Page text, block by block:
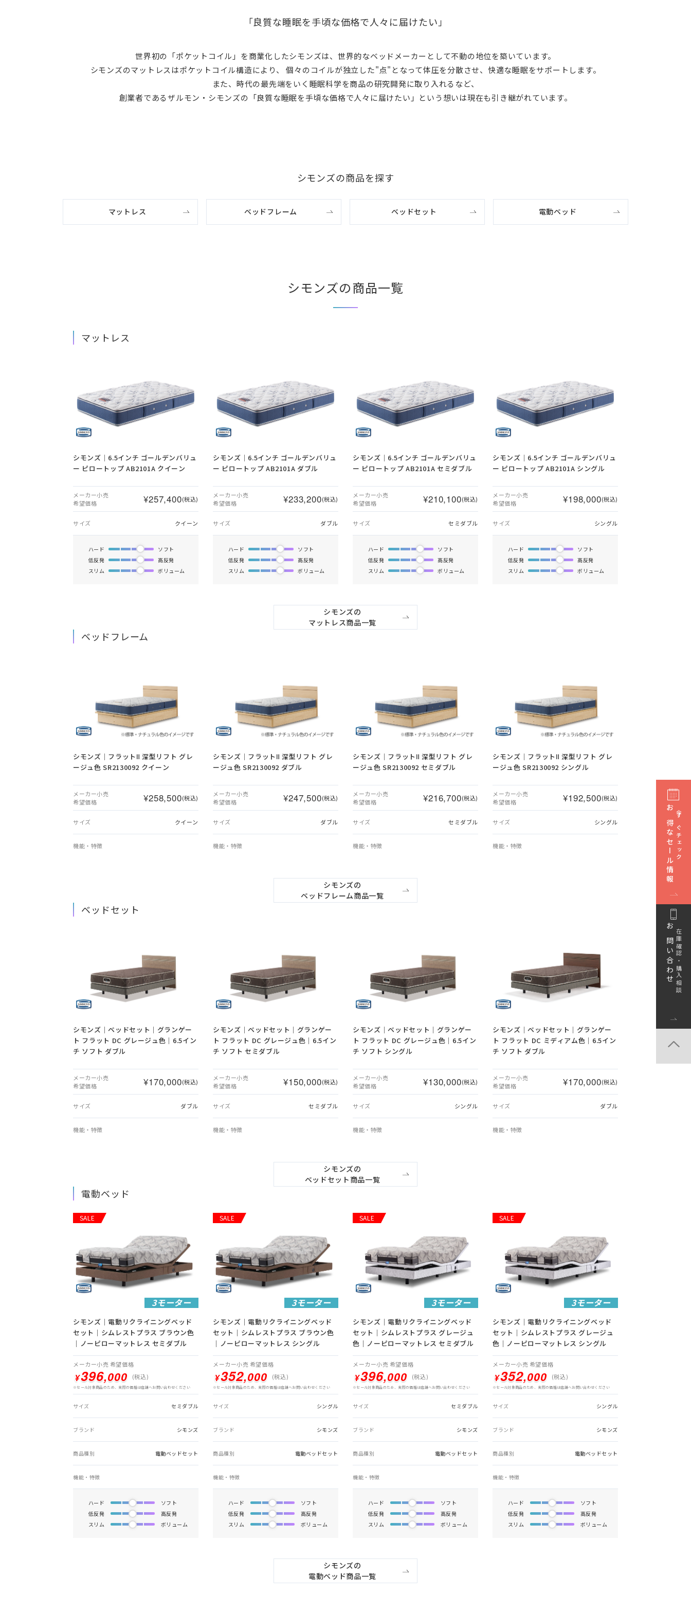
今すぐチェック
お得なセール情報
お問い合わせ在庫確認・購入相談
「良質な睡眠を手頃な価格で人々に届けたい」
世界初の「ポケットコイル」を商業化したシモンズは、世界的なベッドメーカーとして不動の地位を築いています。
シモンズのマットレスはポケットコイル構造により、 個々のコイルが独立した"点"となって体圧を分散させ、快適な睡眠をサポートします。
また、時代の最先端をいく睡眠科学を商品の研究開発に取り入れるなど、
創業者であるザルモン・シモンズの「良質な睡眠を手頃な価格で人々に届けたい」という想いは現在も引き継がれています。
シモンズの商品を探す
マットレス ベッドフレーム ベッドセット 電動ベッド
シモンズの商品一覧
マットレス
シモンズ｜6.5インチ ゴールデンバリュ
ー ピロートップ AB2101A クイーン
メーカー小売
希望価格
¥257,400(税込)
サイズ クイーン
ハード
ソフト
低反発
高反発
スリム
ボリューム
シモンズ｜6.5インチ ゴールデンバリュ
ー ピロートップ AB2101A ダブル
メーカー小売
希望価格
¥233,200(税込)
サイズ ダブル
ハード
ソフト
低反発
高反発
スリム
ボリューム
シモンズ｜6.5インチ ゴールデンバリュ
ー ピロートップ AB2101A セミダブル
メーカー小売
希望価格
¥210,100(税込)
サイズ セミダブル
ハード
ソフト
低反発
高反発
スリム
ボリューム
シモンズ｜6.5インチ ゴールデンバリュ
ー ピロートップ AB2101A シングル
メーカー小売
希望価格
¥198,000(税込)
サイズ シングル
ハード
ソフト
低反発
高反発
スリム
ボリューム
シモンズの
マットレス商品一覧
ベッドフレーム
シモンズ｜フラットⅡ 深型リフト グレ
ージュ色 SR2130092 クイーン
メーカー小売
希望価格
¥258,500(税込)
サイズ クイーン
機能・特徴
シモンズ｜フラットⅡ 深型リフト グレ
ージュ色 SR2130092 ダブル
メーカー小売
希望価格
¥247,500(税込)
サイズ ダブル
機能・特徴
シモンズ｜フラットⅡ 深型リフト グレ
ージュ色 SR2130092 セミダブル
メーカー小売
希望価格
¥216,700(税込)
サイズ セミダブル
機能・特徴
シモンズ｜フラットⅡ 深型リフト グレ
ージュ色 SR2130092 シングル
メーカー小売
希望価格
¥192,500(税込)
サイズ シングル
機能・特徴
シモンズの
ベッドフレーム商品一覧
ベッドセット
シモンズ｜ベッドセット｜グランゲー
ト フラット DC グレージュ色｜6.5イン
チ ソフト ダブル
メーカー小売
希望価格
¥170,000(税込)
サイズ ダブル
機能・特徴
シモンズ｜ベッドセット｜グランゲー
ト フラット DC グレージュ色｜6.5イン
チ ソフト セミダブル
メーカー小売
希望価格
¥150,000(税込)
サイズ セミダブル
機能・特徴
シモンズ｜ベッドセット｜グランゲー
ト フラット DC グレージュ色｜6.5イン
チ ソフト シングル
メーカー小売
希望価格
¥130,000(税込)
サイズ シングル
機能・特徴
シモンズ｜ベッドセット｜グランゲー
ト フラット DC ミディアム色｜6.5イン
チ ソフト ダブル
メーカー小売
希望価格
¥170,000(税込)
サイズ ダブル
機能・特徴
シモンズの
ベッドセット商品一覧
電動ベッド
SALE
3モーター
シモンズ｜電動リクライニングベッド
セット｜シムレストプラス ブラウン色
｜ノーピローマットレス セミダブル
メーカー小売 希望価格
¥396,000
¥396,000 (税込)
※セール対象商品のため、実際の価格は店舗へお問い合わせください
サイズ セミダブル
ブランド シモンズ
商品種別 電動ベッドセット
機能・特徴
ハード
ソフト
低反発
高反発
スリム
ボリューム
SALE
3モーター
シモンズ｜電動リクライニングベッド
セット｜シムレストプラス ブラウン色
｜ノーピローマットレス シングル
メーカー小売 希望価格
¥352,000
¥352,000 (税込)
※セール対象商品のため、実際の価格は店舗へお問い合わせください
サイズ シングル
ブランド シモンズ
商品種別 電動ベッドセット
機能・特徴
ハード
ソフト
低反発
高反発
スリム
ボリューム
SALE
3モーター
シモンズ｜電動リクライニングベッド
セット｜シムレストプラス グレージュ
色｜ノーピローマットレス セミダブル
メーカー小売 希望価格
¥396,000
¥396,000 (税込)
※セール対象商品のため、実際の価格は店舗へお問い合わせください
サイズ セミダブル
ブランド シモンズ
商品種別 電動ベッドセット
機能・特徴
ハード
ソフト
低反発
高反発
スリム
ボリューム
SALE
3モーター
シモンズ｜電動リクライニングベッド
セット｜シムレストプラス グレージュ
色｜ノーピローマットレス シングル
メーカー小売 希望価格
¥352,000
¥352,000 (税込)
※セール対象商品のため、実際の価格は店舗へお問い合わせください
サイズ シングル
ブランド シモンズ
商品種別 電動ベッドセット
機能・特徴
ハード
ソフト
低反発
高反発
スリム
ボリューム
シモンズの
電動ベッド商品一覧